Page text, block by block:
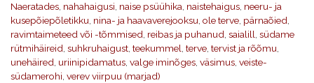
Naeratades, nahahaigusi, naise psüühika, naistehaigus, neeru- ja
kusepõiepõletikku, nina- ja haavaverejooksu,ole terve, pärnaõied,
ravimtaimeteed või -tõmmised, reibas ja puhanud,saialill,südame
rütmihäireid,suhkruhaigust,teekummel,terve,tervist ja rõõmu,
unehäired, uriinipidamatus,valge iminõges,väsimus,veiste-
südamerohi,verev viirpuu (marjad)